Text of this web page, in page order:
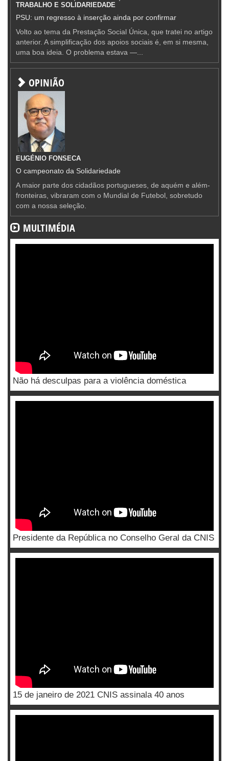
TRABALHO E SOLIDARIEDADE
PSU: um regresso à inserção ainda por confirmar
Volto ao tema da Prestação Social Única, que tratei no artigo
anterior. A simplificação dos apoios sociais é, em si mesma,
uma boa ideia. O problema estava —...
OPINIÃO
EUGÉNIO FONSECA
O campeonato da Solidariedade
A maior parte dos cidadãos portugueses, de aquém e além-
fronteiras, vibraram com o Mundial de Futebol, sobretudo
com a nossa seleção.
MULTIMÉDIA
Não há desculpas para a violência doméstica
Presidente da República no Conselho Geral da CNIS
15 de janeiro de 2021 CNIS assinala 40 anos